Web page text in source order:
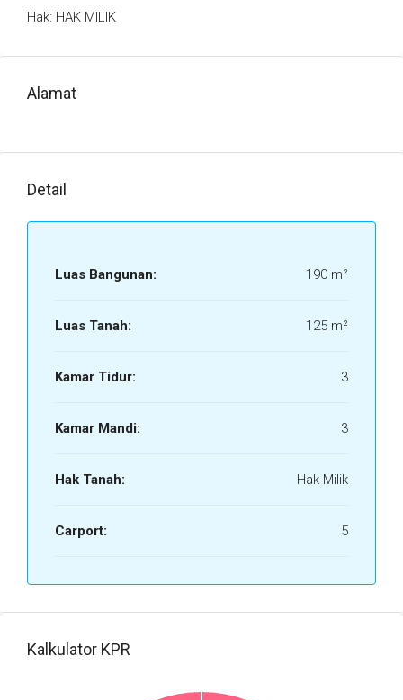
Hak: HAK MILIK
Alamat
Detail
Luas Bangunan: 190 m²
Luas Tanah: 125 m²
Kamar Tidur: 3
Kamar Mandi: 3
Hak Tanah: Hak Milik
Carport: 5
Kalkulator KPR